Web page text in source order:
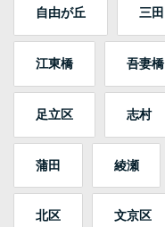
自由が丘 三田
江東橋 吾妻橋
足立区 志村
蒲田 綾瀬
北区 文京区